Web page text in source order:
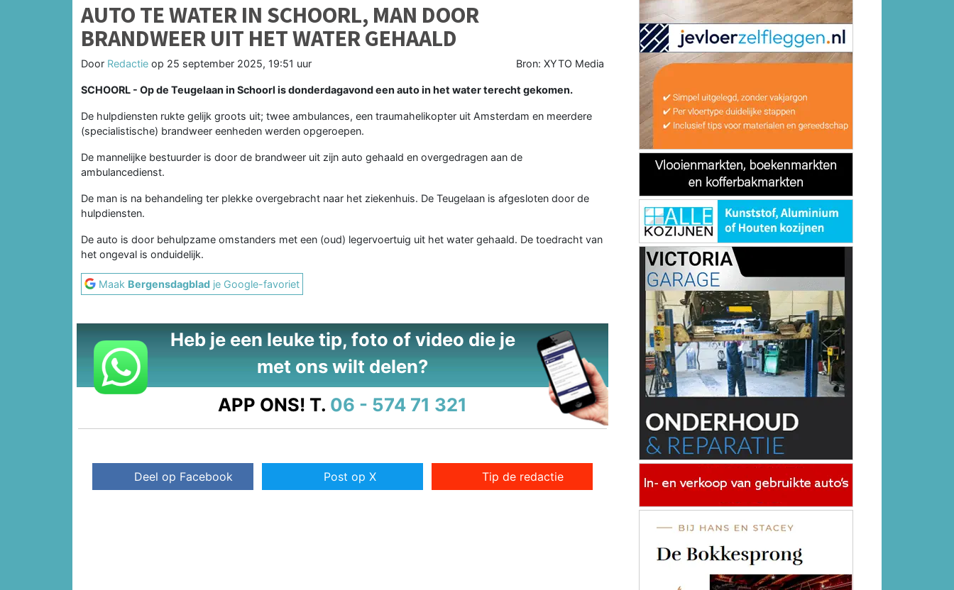
AUTO TE WATER IN SCHOORL, MAN DOOR
BRANDWEER UIT HET WATER GEHAALD
Door Redactie op 25 september 2025, 19:51 uur Bron: XYTO Media
SCHOORL - Op de Teugelaan in Schoorl is donderdagavond een auto in het water terecht gekomen.
De hulpdiensten rukte gelijk groots uit; twee ambulances, een traumahelikopter uit Amsterdam en meerdere
(specialistische) brandweer eenheden werden opgeroepen.
De mannelijke bestuurder is door de brandweer uit zijn auto gehaald en overgedragen aan de
ambulancedienst.
De man is na behandeling ter plekke overgebracht naar het ziekenhuis. De Teugelaan is afgesloten door de
hulpdiensten.
De auto is door behulpzame omstanders met een (oud) legervoertuig uit het water gehaald. De toedracht van
het ongeval is onduidelijk.
Maak Bergensdagblad je Google-favoriet
Heb je een leuke tip, foto of video die je
met ons wilt delen?
APP ONS! T. 06 - 574 71 321
Deel op Facebook Post op X Tip de redactie